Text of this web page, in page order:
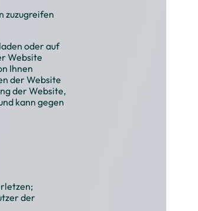
zuzugreifen
oder auf
Website
Ihnen
der Website
der Website,
kann gegen
der